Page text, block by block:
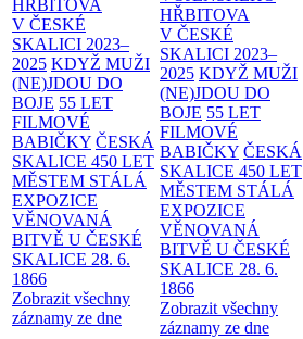
HŘBITOVA
V ČESKÉ
SKALICI 2023–
2025 KDYŽ MUŽI
(NE)JDOU DO
BOJE 55 LET
FILMOVÉ
BABIČKY ČESKÁ
SKALICE 450 LET
MĚSTEM STÁLÁ
EXPOZICE
VĚNOVANÁ
BITVĚ U ČESKÉ
SKALICE 28. 6.
1866
Zobrazit všechny
záznamy ze dne
HŘBITOVA
V ČESKÉ
SKALICI 2023–
2025 KDYŽ MUŽI
(NE)JDOU DO
BOJE 55 LET
FILMOVÉ
BABIČKY ČESKÁ
SKALICE 450 LET
MĚSTEM STÁLÁ
EXPOZICE
VĚNOVANÁ
BITVĚ U ČESKÉ
SKALICE 28. 6.
1866
Zobrazit všechny
záznamy ze dne